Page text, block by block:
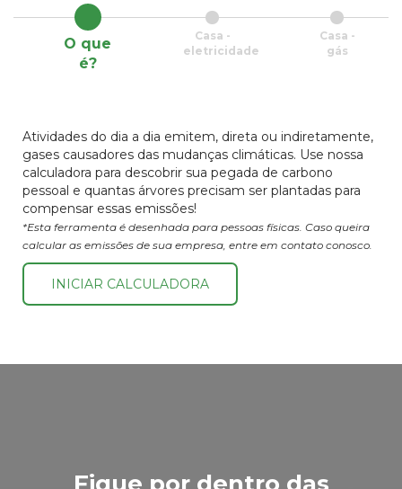
O que
é?
Casa -
eletricidade
Casa -
gás
Atividades do dia a dia emitem, direta ou indiretamente,
gases causadores das mudanças climáticas. Use nossa
calculadora para descobrir sua pegada de carbono
pessoal e quantas árvores precisam ser plantadas para
compensar essas emissões!
*Esta ferramenta é desenhada para pessoas físicas. Caso queira
calcular as emissões de sua empresa, entre em contato conosco.
INICIAR CALCULADORA